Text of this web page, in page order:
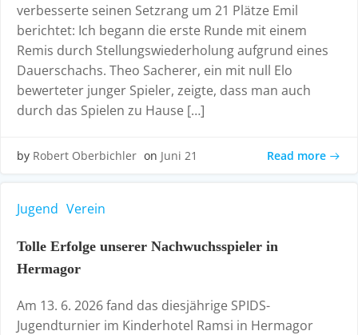
verbesserte seinen Setzrang um 21 Plätze Emil
berichtet: Ich begann die erste Runde mit einem
Remis durch Stellungswiederholung aufgrund eines
Dauerschachs. Theo Sacherer, ein mit null Elo
bewerteter junger Spieler, zeigte, dass man auch
durch das Spielen zu Hause […]
by Robert Oberbichler on Juni 21 Read more
Jugend Verein
Tolle Erfolge unserer Nachwuchsspieler in
Hermagor
Am 13. 6. 2026 fand das diesjährige SPIDS-
Jugendturnier im Kinderhotel Ramsi in Hermagor